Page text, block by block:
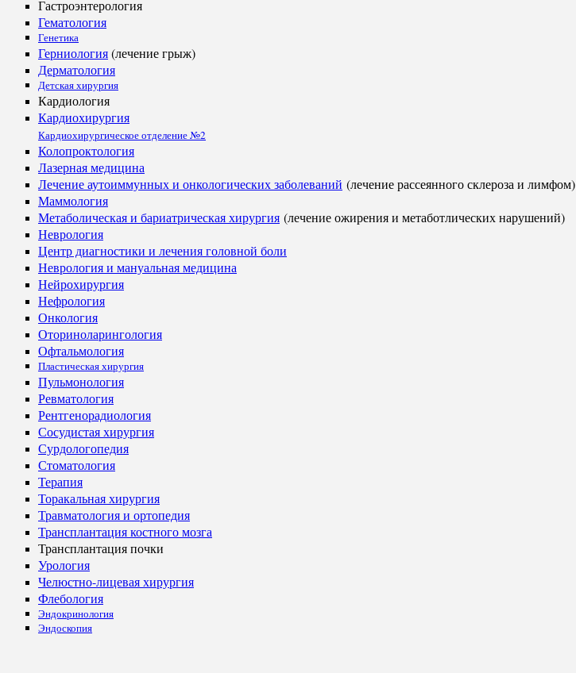
Гастроэнтерология
Гематология
Генетика
Герниология(лечение грыж)
Дерматология
Детская хирургия
Кардиология
Кардиохирургия
Кардиохирургическое отделение №2
Колопроктология
Лазерная медицина
Лечение аутоиммунных и онкологических заболеваний (лечение рассеянного склероза и лимфом)
Маммология
Метаболическая и бариатрическая хирургия (лечение ожирения и метаботлических нарушений)
Неврология
Центр диагностики и лечения головной боли
Неврология и мануальная медицина
Нейрохирургия
Нефрология
Онкология
Оториноларингология
Офтальмология
Пластическая хирургия
Пульмонология
Ревматология
Рентгенорадиология
Сосудистая хирургия
Сурдологопедия
Стоматология
Терапия
Торакальная хирургия
Травматология и ортопедия
Трансплантация костного мозга
Трансплантация почки
Урология
Челюстно-лицевая хирургия
Флебология
Эндокринология
Эндоскопия